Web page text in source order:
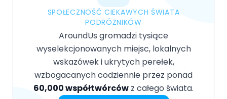
SPOŁECZNOŚĆ CIEKAWYCH ŚWIATA
PODRÓŻNIKÓW
AroundUs gromadzi tysiące
wyselekcjonowanych miejsc, lokalnych
wskazówek i ukrytych perełek,
wzbogacanych codziennie przez ponad
60,000 współtwórców z całego świata.